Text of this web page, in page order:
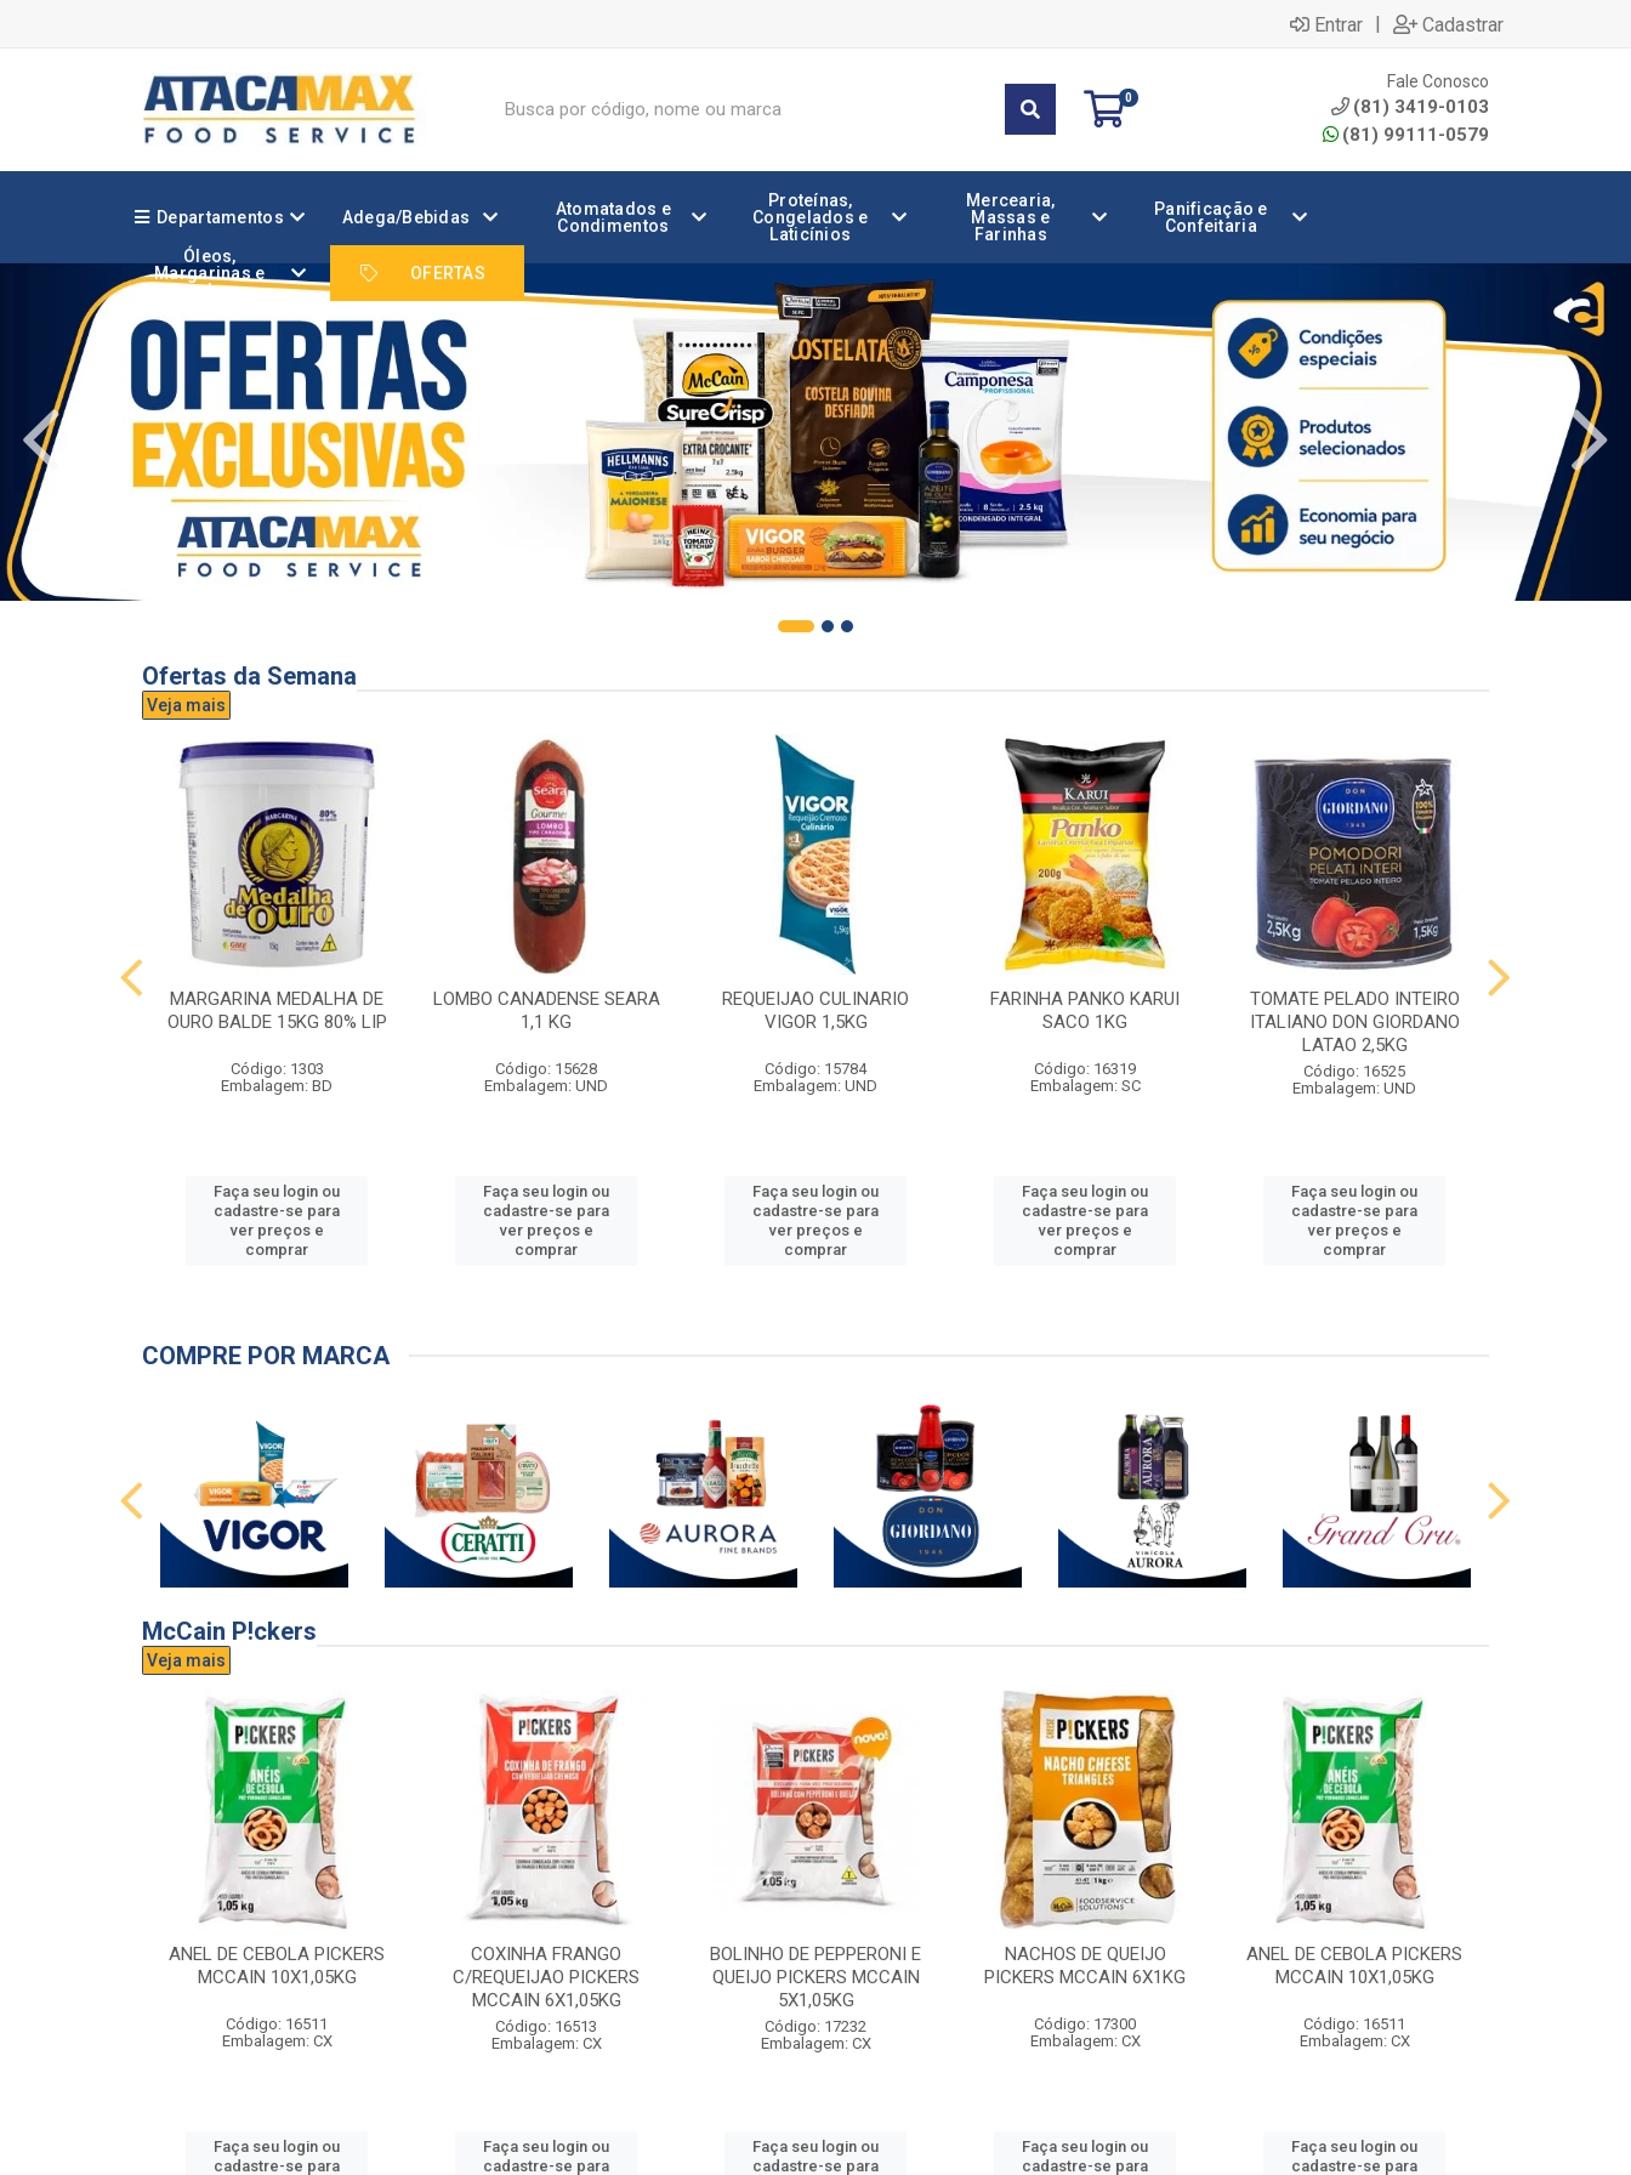
Entrar | Cadastrar
0
Fale Conosco
(81) 3419-0103
(81) 99111-0579
Departamentos Adega/Bebidas
Atomatados e
Condimentos
Proteínas,
Congelados e
Laticínios
Mercearia,
Massas e
Farinhas
Panificação e
Confeitaria
Óleos,
Margarinas e
Gorduras
OFERTAS
Ofertas da Semana
Veja mais
MARGARINA MEDALHA DE
OURO BALDE 15KG 80% LIP
Código: 1303
Embalagem: BD
Faça seu login ou
cadastre-se para
ver preços e
comprar
LOMBO CANADENSE SEARA
1,1 KG
Código: 15628
Embalagem: UND
Faça seu login ou
cadastre-se para
ver preços e
comprar
REQUEIJAO CULINARIO
VIGOR 1,5KG
Código: 15784
Embalagem: UND
Faça seu login ou
cadastre-se para
ver preços e
comprar
FARINHA PANKO KARUI
SACO 1KG
Código: 16319
Embalagem: SC
Faça seu login ou
cadastre-se para
ver preços e
comprar
TOMATE PELADO INTEIRO
ITALIANO DON GIORDANO
LATAO 2,5KG
Código: 16525
Embalagem: UND
Faça seu login ou
cadastre-se para
ver preços e
comprar
COMPRE POR MARCA
McCain P!ckers
Veja mais
ANEL DE CEBOLA PICKERS
MCCAIN 10X1,05KG
Código: 16511
Embalagem: CX
Faça seu login ou
cadastre-se para
COXINHA FRANGO
C/REQUEIJAO PICKERS
MCCAIN 6X1,05KG
Código: 16513
Embalagem: CX
Faça seu login ou
cadastre-se para
BOLINHO DE PEPPERONI E
QUEIJO PICKERS MCCAIN
5X1,05KG
Código: 17232
Embalagem: CX
Faça seu login ou
cadastre-se para
NACHOS DE QUEIJO
PICKERS MCCAIN 6X1KG
Código: 17300
Embalagem: CX
Faça seu login ou
cadastre-se para
ANEL DE CEBOLA PICKERS
MCCAIN 10X1,05KG
Código: 16511
Embalagem: CX
Faça seu login ou
cadastre-se para